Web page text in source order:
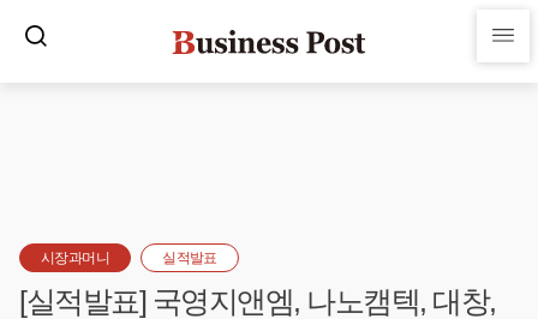
시장과머니 실적발표
[실적발표] 국영지앤엠, 나노캠텍, 대창,